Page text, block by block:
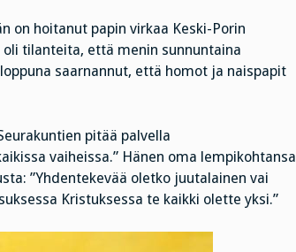
on hoitanut papin virkaa Keski-Porin
oli tilanteita, että menin sunnuntaina
saarnannut, että homot ja naispapit
pitää palvella
vaiheissa.” Hänen oma lempikohtansa
”Yhdentekevää oletko juutalainen vai
Kristuksessa te kaikki olette yksi.”